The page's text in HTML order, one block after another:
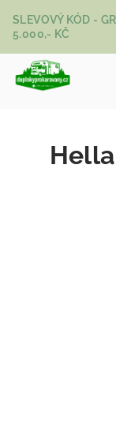
SLEVOVÝ KÓD -
5.000,- KČ